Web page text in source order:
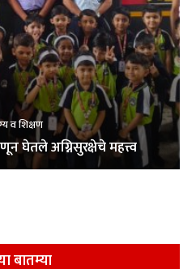
व शिक्षण
घेतले अग्निसुरक्षेचे महत्त्व
बातम्या